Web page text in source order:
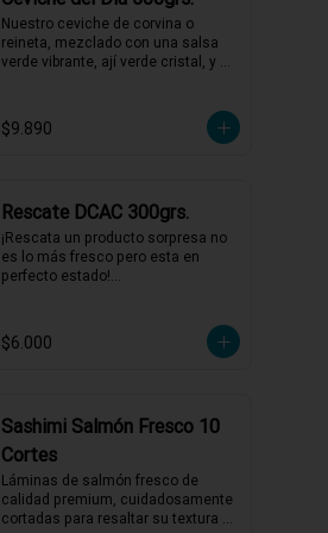
1 a 2 personas comen de este
plato!
*El peso neto corresponde al
acompañamientos incluidos.
Nuestro ceviche de corvina o
reineta, mezclado con una salsa
verde vibrante, ají verde cristal, y un
caldo de locos con limón,
reducción de chardonnay y un
1 a 2 personas comen de este
plato!
*El peso neto corresponde al
producto en su presentación
$9.890
Rescate DCAC 300grs.
¡Rescata un producto sorpresa no
es lo más fresco pero esta en
perfecto estado!
fecha de caducidad el mismo día o
al día siguiente.
acompañamientos incluidos.
$6.000
Sashimi Salmón Fresco 10
Cortes
Láminas de salmón fresco de
calidad premium, cuidadosamente
cortadas para resaltar su textura